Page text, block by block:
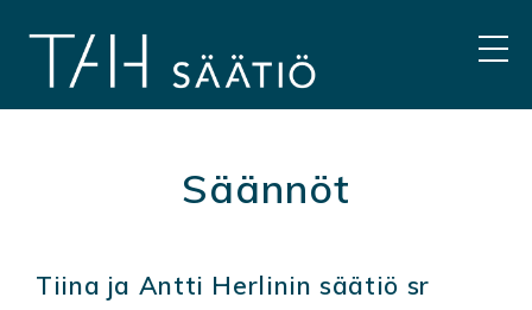
sisältöön
Säännöt
Tiina ja Antti Herlinin säätiö sr